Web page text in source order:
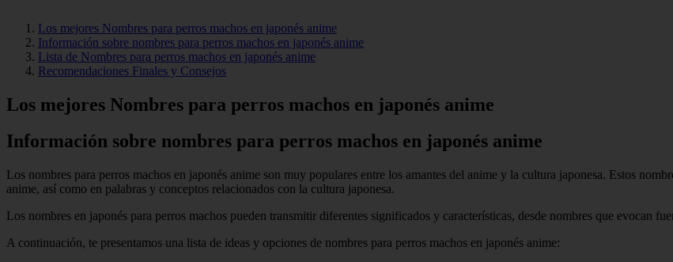
Los mejores Nombres para perros machos en japonés anime
Información sobre nombres para perros machos en japonés anime
Lista de Nombres para perros machos en japonés anime
Recomendaciones Finales y Consejos
Los mejores Nombres para perros machos en japonés anime
Información sobre nombres para perros machos en japonés anime
Los nombres para perros machos en japonés anime son muy populares entre los amantes del anime y la cultura japonesa. Estos
anime, así como en palabras y conceptos relacionados con la cultura japonesa.
Los nombres en japonés para perros machos pueden transmitir diferentes significados y características, desde nombres que evocan
A continuación, te presentamos una lista de ideas y opciones de nombres para perros machos en japonés anime: